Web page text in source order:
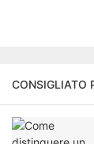
CONSIGLIATO